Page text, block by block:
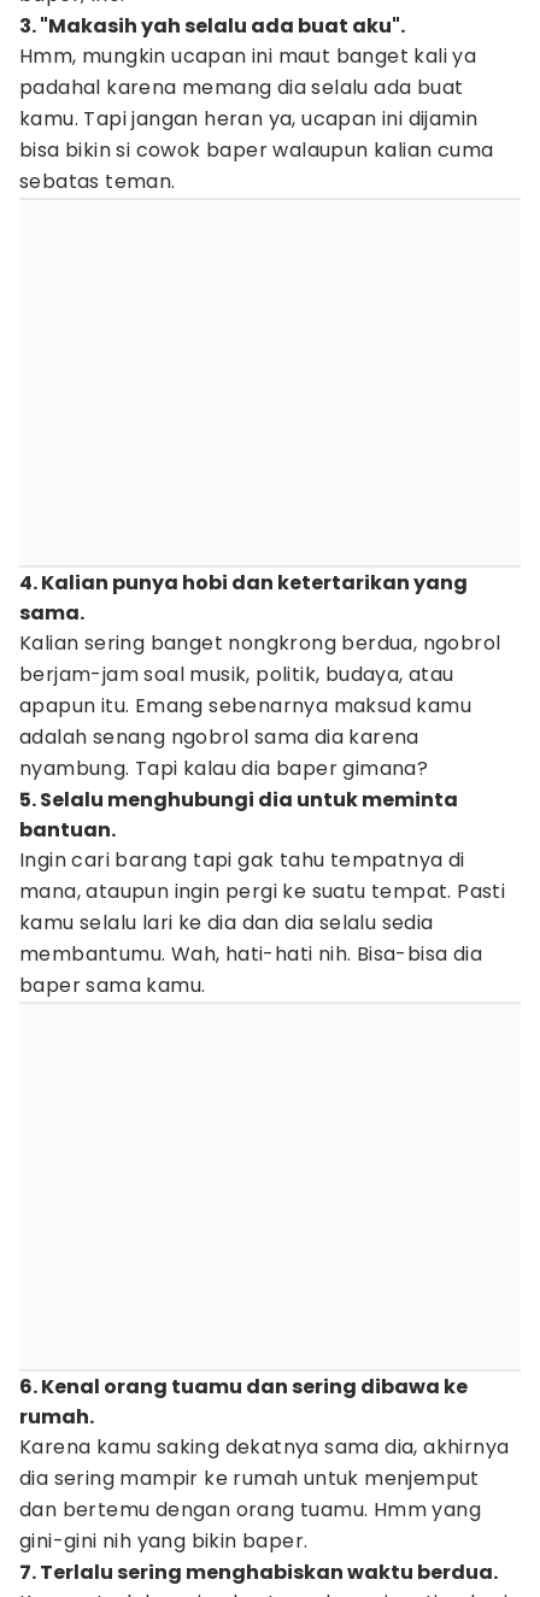
3. "Makasih yah selalu ada buat aku".
Hmm, mungkin ucapan ini maut banget kali ya
padahal karena memang dia selalu ada buat
kamu. Tapi jangan heran ya, ucapan ini dijamin
bisa bikin si cowok baper walaupun kalian cuma
sebatas teman.
4. Kalian punya hobi dan ketertarikan yang
sama.
Kalian sering banget nongkrong berdua, ngobrol
berjam-jam soal musik, politik, budaya, atau
apapun itu. Emang sebenarnya maksud kamu
adalah senang ngobrol sama dia karena
nyambung. Tapi kalau dia baper gimana?
5. Selalu menghubungi dia untuk meminta
bantuan.
Ingin cari barang tapi gak tahu tempatnya di
mana, ataupun ingin pergi ke suatu tempat. Pasti
kamu selalu lari ke dia dan dia selalu sedia
membantumu. Wah, hati-hati nih. Bisa-bisa dia
baper sama kamu.
6. Kenal orang tuamu dan sering dibawa ke
rumah.
Karena kamu saking dekatnya sama dia, akhirnya
dia sering mampir ke rumah untuk menjemput
dan bertemu dengan orang tuamu. Hmm yang
gini-gini nih yang bikin baper.
7. Terlalu sering menghabiskan waktu berdua.